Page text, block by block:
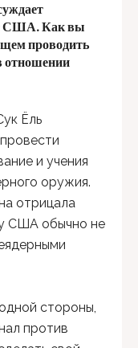
с США. Как вы
проводить
отношении
Ёль
и учения
оружия.
отрицала
США обычно не
стороны,
против